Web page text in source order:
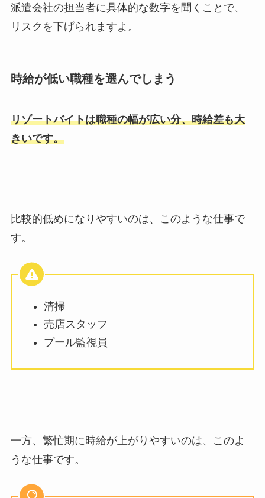
派遣会社の担当者に具体的な数字を聞くことで、
リスクを下げられますよ。
時給が低い職種を選んでしまう
リゾートバイトは職種の幅が広い分、時給差も大
きいです。
比較的低めになりやすいのは、このような仕事で
す。
清掃
売店スタッフ
プール監視員
一方、繁忙期に時給が上がりやすいのは、このよ
うな仕事です。